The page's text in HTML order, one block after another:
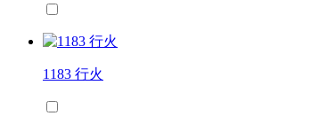
1183 行火